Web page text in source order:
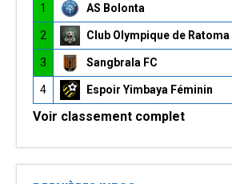
1 AS Bolonta
2 Club Olympique de Ratoma
3 Sangbrala FC
4 Espoir Yimbaya Féminin
Voir classement complet